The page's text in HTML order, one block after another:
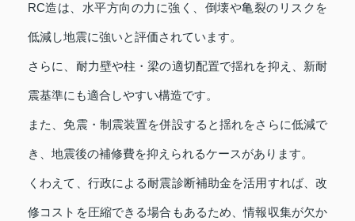
RC造は、水平方向の力に強く、倒壊や亀裂のリスクを
低減し地震に強いと評価されています。
さらに、耐力壁や柱・梁の適切配置で揺れを抑え、新耐
震基準にも適合しやすい構造です。
また、免震・制震装置を併設すると揺れをさらに低減で
き、地震後の補修費を抑えられるケースがあります。
くわえて、行政による耐震診断補助金を活用すれば、改
修コストを圧縮できる場合もあるため、情報収集が欠か